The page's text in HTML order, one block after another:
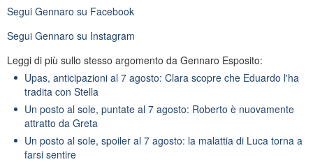
Segui Gennaro su Facebook
Segui Gennaro su Instagram
Leggi di più sullo stesso argomento da Gennaro Esposito:
Upas, anticipazioni al 7 agosto: Clara scopre che Eduardo l'ha
tradita con Stella
Un posto al sole, puntate al 7 agosto: Roberto è nuovamente
attratto da Greta
Un posto al sole, spoiler al 7 agosto: la malattia di Luca torna a
farsi sentire